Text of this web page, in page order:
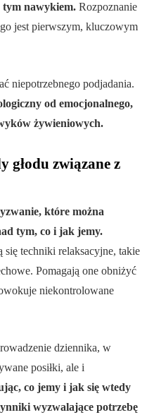
tym nawykiem. Rozpoznanie
jest pierwszym, kluczowym
niepotrzebnego podjadania.
od emocjonalnego,
żywieniowych.
głodu związane z
które można
tym, co i jak jemy.
się techniki relaksacyjne, takie
Pomagają one obniżyć
niekontrolowane
dziennika, w
posiłki, ale i
co jemy i jak się wtedy
wyzwalające potrzebę